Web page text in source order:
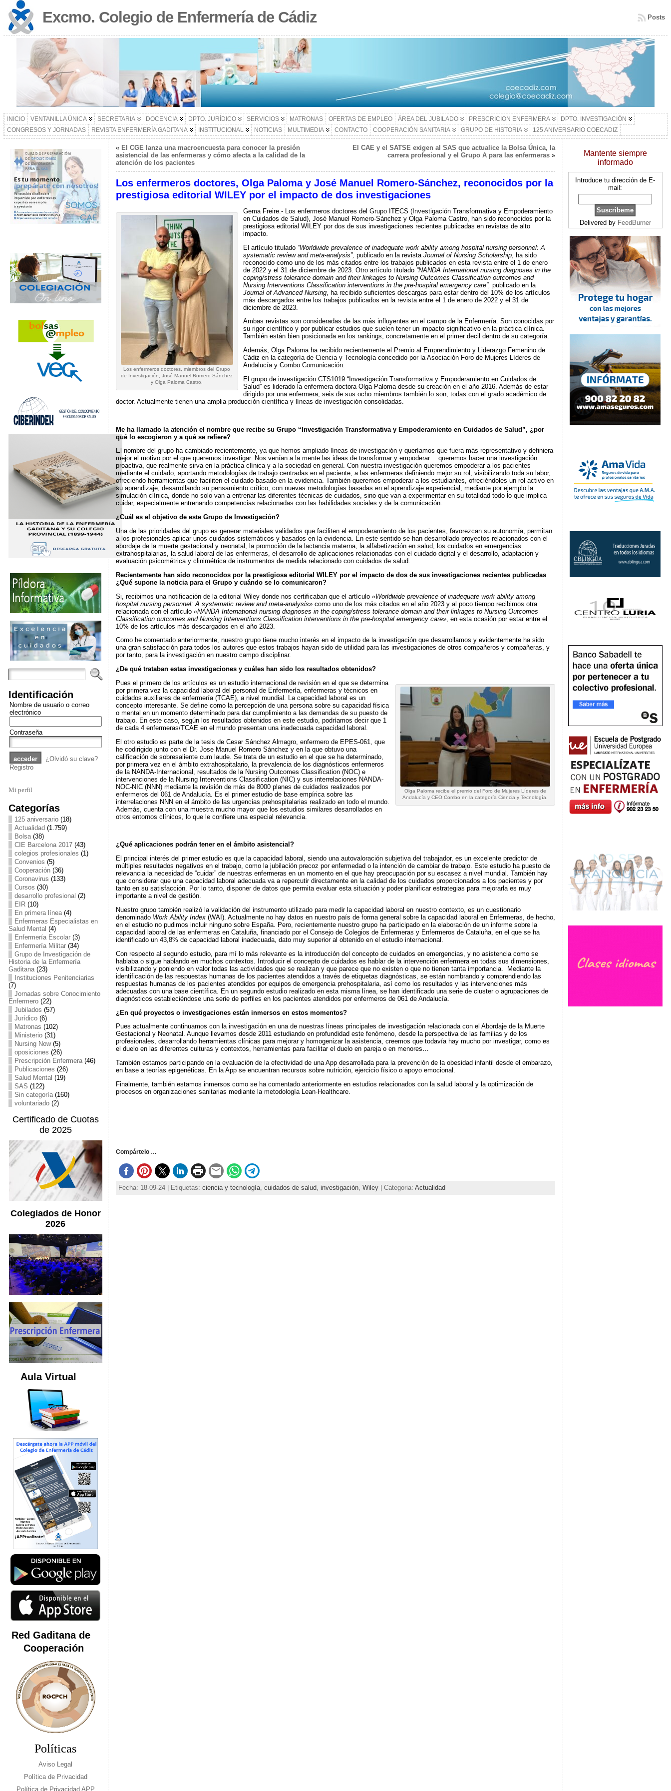
Excmo. Colegio de Enfermería de Cádiz Posts
INICIO VENTANILLA ÚNICA SECRETARIA DOCENCIA DPTO. JURÍDICO SERVICIOS MATRONAS OFERTAS DE EMPLEO ÁREA DEL JUBILADO PRESCRICION ENFERMERA
DPTO. INVESTIGACIÓN
CONGRESOS Y JORNADAS
REVISTA ENFERMERÍA GADITANA INSTITUCIONAL NOTICIAS MULTIMEDIA CONTACTO COOPERACIÓN SANITARIA GRUPO DE HISTORIA 125 ANIVERSARIO COECADIZ
Identificación
Nombre de usuario o correo
electrónico
Contraseña
¿Olvidó su clave?
Registro
Mi perfil
Categorías
125 aniversario(18)
Actualidad (1.759)
Bolsa(38)
CIE Barcelona 2017(43)
colegios profesionales (1)
Convenios (5)
Cooperación(36)
Coronavirus (133)
Cursos (30)
desarrollo profesional (2)
EIR(10)
En primera línea(4)
Enfermeras Especialistas en
Salud Mental (4)
Enfermería Escolar(3)
Enfermería Militar(34)
Grupo de Investigación de
Historia de la Enfermería
Gaditana(23)
Instituciones Penitenciarias
(7)
Jornadas sobre Conocimiento
Enfermero(22)
Jubilados (57)
Jurídico(6)
Matronas (102)
Ministerio(31)
Nursing Now(5)
oposiciones (26)
Prescripción Enfermera(46)
Publicaciones (26)
Salud Mental (19)
SAS (122)
Sin categoría(160)
voluntariado(2)
Certificado de Cuotas
de 2025
Colegiados de Honor
2026
Aula Virtual
Red Gaditana de
Cooperación
Políticas
Aviso Legal
Política de Privacidad
Política de Privacidad APP
« El CGE lanza una macroencuesta para conocer la presión
asistencial de las enfermeras y cómo afecta a la calidad de la
atención de los pacientes
El CAE y el SATSE exigen al SAS que actualice la Bolsa Única, la
carrera profesional y el Grupo A para las enfermeras»
Los enfermeros doctores, Olga Paloma y José Manuel Romero-Sánchez, reconocidos por la
prestigiosa editorial WILEY por el impacto de dos investigaciones
Los enfermeros doctores, miembros del Grupo
de Investigación, José Manuel Romero Sánchez
y Olga Paloma Castro.
Gema Freire.- Los enfermeros doctores del Grupo ITECS (Investigación Transformativa y Empoderamiento
en Cuidados de Salud), José Manuel Romero-Sánchez y Olga Paloma Castro, han sido reconocidos por la
prestigiosa editorial WILEY por dos de sus investigaciones recientes publicadas en revistas de alto
impacto.
El artículo titulado “Worldwide prevalence of inadequate work ability among hospital nursing personnel: A
systematic review and meta-analysis”, publicado en la revista Journal of Nursing Scholarship, ha sido
reconocido como uno de los más citados entre los trabajos publicados en esta revista entre el 1 de enero
de 2022 y el 31 de diciembre de 2023. Otro artículo titulado “NANDA International nursing diagnoses in the
coping/stress tolerance domain and their linkages to Nursing Outcomes Classification outcomes and
Nursing Interventions Classification interventions in the pre-hospital emergency care”, publicado en la
Journal of Advanced Nursing, ha recibido suficientes descargas para estar dentro del 10% de los artículos
más descargados entre los trabajos publicados en la revista entre el 1 de enero de 2022 y el 31 de
diciembre de 2023.
Ambas revistas son consideradas de las más influyentes en el campo de la Enfermería. Son conocidas por
su rigor científico y por publicar estudios que suelen tener un impacto significativo en la práctica clínica.
También están bien posicionada en los rankings, concretamente en el primer decil dentro de su categoría.
Además, Olga Paloma ha recibido recientemente el Premio al Emprendimiento y Liderazgo Femenino de
Cádiz en la categoría de Ciencia y Tecnología concedido por la Asociación Foro de Mujeres Líderes de
Andalucía y Combo Comunicación.
El grupo de investigación CTS1019 “Investigación Transformativa y Empoderamiento en Cuidados de
Salud” es liderado la enfermera doctora Olga Paloma desde su creación en el año 2016. Además de estar
dirigido por una enfermera, seis de sus ocho miembros también lo son, todas con el grado académico de
doctor. Actualmente tienen una amplia producción científica y líneas de investigación consolidadas.
Me ha llamado la atención el nombre que recibe su Grupo “Investigación Transformativa y Empoderamiento en Cuidados de Salud”, ¿por
qué lo escogieron y a qué se refiere?
El nombre del grupo ha cambiado recientemente, ya que hemos ampliado líneas de investigación y queríamos que fuera más representativo y definiera
mejor el motivo por el que queremos investigar. Nos venían a la mente las ideas de transformar y empoderar… queremos hacer una investigación
proactiva, que realmente sirva en la práctica clínica y a la sociedad en general. Con nuestra investigación queremos empoderar a los pacientes
mediante el cuidado, aportando metodologías de trabajo centradas en el paciente; a las enfermeras definiendo mejor su rol, visibilizando toda su labor,
ofreciendo herramientas que faciliten el cuidado basado en la evidencia. También queremos empoderar a los estudiantes, ofreciéndoles un rol activo en
su aprendizaje, desarrollando su pensamiento crítico, con nuevas metodologías basadas en el aprendizaje experiencial, mediante por ejemplo la
simulación clínica, donde no solo van a entrenar las diferentes técnicas de cuidados, sino que van a experimentar en su totalidad todo lo que implica
cuidar, especialmente entrenando competencias relacionadas con las habilidades sociales y de la comunicación.
¿Cuál es el objetivo de este Grupo de Investigación?
Una de las prioridades del grupo es generar materiales validados que faciliten el empoderamiento de los pacientes, favorezcan su autonomía, permitan
a los profesionales aplicar unos cuidados sistemáticos y basados en la evidencia. En este sentido se han desarrollado proyectos relacionados con el
abordaje de la muerte gestacional y neonatal, la promoción de la lactancia materna, la alfabetización en salud, los cuidados en emergencias
extrahospitalarias, la salud laboral de las enfermeras, el desarrollo de aplicaciones relacionadas con el cuidado digital y el desarrollo, adaptación y
evaluación psicométrica y clinimétrica de instrumentos de medida relacionado con cuidados de salud.
Recientemente han sido reconocidos por la prestigiosa editorial WILEY por el impacto de dos de sus investigaciones recientes publicadas
¿Qué supone la noticia para el Grupo y cuándo se lo comunicaron?
Si, recibimos una notificación de la editorial Wiley donde nos certificaban que el artículo «Worldwide prevalence of inadequate work ability among
hospital nursing personnel: A systematic review and meta-analysis»como uno de los más citados en el año 2023 y al poco tiempo recibimos otra
relacionada con el artículo «NANDA International nursing diagnoses in the coping/stress tolerance domain and their linkages to Nursing Outcomes
Classification outcomes and Nursing Interventions Classification interventions in the pre-hospital emergency care», en esta ocasión por estar entre el
10% de los artículos más descargados en el año 2023.
Como he comentado anteriormente, nuestro grupo tiene mucho interés en el impacto de la investigación que desarrollamos y evidentemente ha sido
una gran satisfacción para todos los autores que estos trabajos hayan sido de utilidad para las investigaciones de otros compañeros y compañeras, y
por tanto, para la investigación en nuestro campo disciplinar.
¿De qué trataban estas investigaciones y cuáles han sido los resultados obtenidos?
Olga Paloma recibe el premio del Foro de Mujeres Líderes de
Andalucía y CEO Combo en la categoría Ciencia y Tecnología.
Pues el primero de los artículos es un estudio internacional de revisión en el que se determina
por primera vez la capacidad laboral del personal de Enfermería, enfermeras y técnicos en
cuidados auxiliares de enfermería (TCAE), a nivel mundial. La capacidad laboral es un
concepto interesante. Se define como la percepción de una persona sobre su capacidad física
o mental en un momento determinado para dar cumplimiento a las demandas de su puesto de
trabajo. En este caso, según los resultados obtenidos en este estudio, podríamos decir que 1
de cada 4 enfermeras/TCAE en el mundo presentan una inadecuada capacidad laboral.
El otro estudio es parte de la tesis de Cesar Sánchez Almagro, enfermero de EPES-061, que
he codirigido junto con el Dr. Jose Manuel Romero Sánchez y en la que obtuvo una
calificación de sobresaliente cum laude. Se trata de un estudio en el que se ha determinado,
por primera vez en el ámbito extrahospitalario, la prevalencia de los diagnósticos enfermeros
de la NANDA-Internacional, resultados de la Nursing Outcomes Classification (NOC) e
intervenciones de la Nursing Interventions Classification (NIC) y sus interrelaciones NANDA-
NOC-NIC (NNN) mediante la revisión de más de 8000 planes de cuidados realizados por
enfermeros del 061 de Andalucía. Es el primer estudio de base empírica sobre las
interrelaciones NNN en el ámbito de las urgencias prehospitalarias realizado en todo el mundo.
Además, cuenta con una muestra mucho mayor que los estudios similares desarrollados en
otros entornos clínicos, lo que le confiere una especial relevancia.
¿Qué aplicaciones podrán tener en el ámbito asistencial?
El principal interés del primer estudio es que la capacidad laboral, siendo una autovaloración subjetiva del trabajador, es un excelente predictor de
múltiples resultados negativos en el trabajo, como la jubilación precoz por enfermedad o la intención de cambiar de trabajo. Este estudio ha puesto de
relevancia la necesidad de “cuidar” de nuestras enfermeras en un momento en el que hay preocupación por su escasez a nivel mundial. También hay
que considerar que una capacidad laboral adecuada va a repercutir directamente en la calidad de los cuidados proporcionados a los pacientes y por
tanto en su satisfacción. Por lo tanto, disponer de datos que permita evaluar esta situación y poder planificar estrategias para mejorarla es muy
importante a nivel de gestión.
Nuestro grupo también realizó la validación del instrumento utilizado para medir la capacidad laboral en nuestro contexto, es un cuestionario
denominado Work Ability Index(WAI). Actualmente no hay datos en nuestro país de forma general sobre la capacidad laboral en Enfermeras, de hecho,
en el estudio no pudimos incluir ninguno sobre España. Pero, recientemente nuestro grupo ha participado en la elaboración de un informe sobre la
capacidad laboral de las enfermeras en Cataluña, financiado por el Consejo de Colegios de Enfermeras y Enfermeros de Cataluña, en el que se ha
identificado un 43,8% de capacidad laboral inadecuada, dato muy superior al obtenido en el estudio internacional.
Con respecto al segundo estudio, para mí lo más relevante es la introducción del concepto de cuidados en emergencias, y no asistencia como se
hablaba o sigue hablando en muchos contextos. Introducir el concepto de cuidados es hablar de la intervención enfermera en todas sus dimensiones,
visibilizando y poniendo en valor todas las actividades que se realizan y que parece que no existen o que no tienen tanta importancia. Mediante la
identificación de las respuestas humanas de los pacientes atendidos a través de etiquetas diagnósticas, se están nombrando y comprendiendo las
respuestas humanas de los pacientes atendidos por equipos de emergencia prehospitalaria, así como los resultados y las intervenciones más
adecuadas con una base científica. En un segundo estudio realizado en esta misma línea, se han identificado una serie de cluster o agrupaciones de
diagnósticos estableciéndose una serie de perfiles en los pacientes atendidos por enfermeros de 061 de Andalucía.
¿En qué proyectos o investigaciones están inmersos en estos momentos?
Pues actualmente continuamos con la investigación en una de nuestras líneas principales de investigación relacionada con el Abordaje de la Muerte
Gestacional y Neonatal. Aunque llevamos desde 2011 estudiando en profundidad este fenómeno, desde la perspectiva de las familias y de los
profesionales, desarrollando herramientas clínicas para mejorar y homogenizar la asistencia, creemos que todavía hay mucho por investigar, como es
el duelo en las diferentes culturas y contextos, herramientas para facilitar el duelo en pareja o en menores…
También estamos participando en la evaluación de la efectividad de una App desarrollada para la prevención de la obesidad infantil desde el embarazo,
en base a teorías epigenéticas. En la App se encuentran recursos sobre nutrición, ejercicio físico o apoyo emocional.
Finalmente, también estamos inmersos como se ha comentado anteriormente en estudios relacionados con la salud laboral y la optimización de
procesos en organizaciones sanitarias mediante la metodología Lean-Healthcare.
Compártelo …
Fecha: 18-09-24 | Etiquetas: ciencia y tecnología, cuidados de salud, investigación, Wiley| Categoria: Actualidad
Mantente siempre
informado
Introduce tu dirección de E-
mail:
Delivered by FeedBurner